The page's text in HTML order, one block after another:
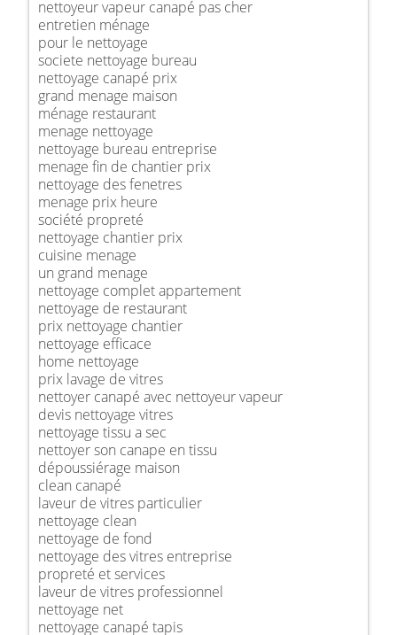
nettoyeur vapeur canapé pas cher
entretien ménage
pour le nettoyage
societe nettoyage bureau
nettoyage canapé prix
grand menage maison
ménage restaurant
menage nettoyage
nettoyage bureau entreprise
menage fin de chantier prix
nettoyage des fenetres
menage prix heure
société propreté
nettoyage chantier prix
cuisine menage
un grand menage
nettoyage complet appartement
nettoyage de restaurant
prix nettoyage chantier
nettoyage efficace
home nettoyage
prix lavage de vitres
nettoyer canapé avec nettoyeur vapeur
devis nettoyage vitres
nettoyage tissu a sec
nettoyer son canape en tissu
dépoussiérage maison
clean canapé
laveur de vitres particulier
nettoyage clean
nettoyage de fond
nettoyage des vitres entreprise
propreté et services
laveur de vitres professionnel
nettoyage net
nettoyage canapé tapis